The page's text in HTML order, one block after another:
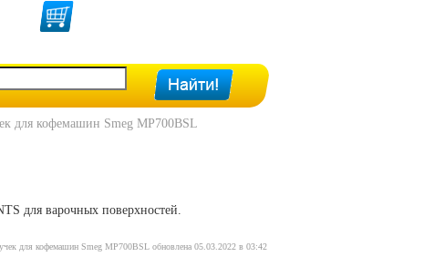
для кофемашин Smeg MP700BSL
для варочных поверхностей.
для кофемашин Smeg MP700BSL обновлена 05.03.2022 в 03:42